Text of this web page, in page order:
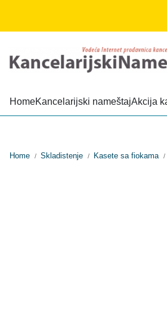
HomeKancelarijski nameštajAkcija
Home / Skladistenje / Kasete sa fiokama /